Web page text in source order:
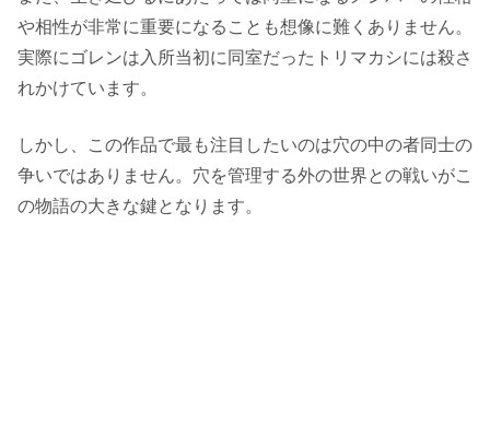
や相性が非常に重要になることも想像に難くありません。
実際にゴレンは入所当初に同室だったトリマカシには殺さ
れかけています。
しかし、この作品で最も注目したいのは穴の中の者同士の
争いではありません。穴を管理する外の世界との戦いがこ
の物語の大きな鍵となります。